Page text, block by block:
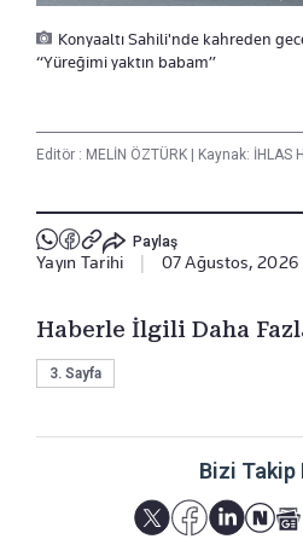
Konyaaltı Sahili'nde kahreden
“Yüreğimi yaktın babam”
Editör : MELİN ÖZTÜRK Kaynak: İHLAS
Paylaş
Yayın Tarihi 07 Ağustos, 2026
Haberle İlgili Daha
3. Sayfa
Bizi Takip